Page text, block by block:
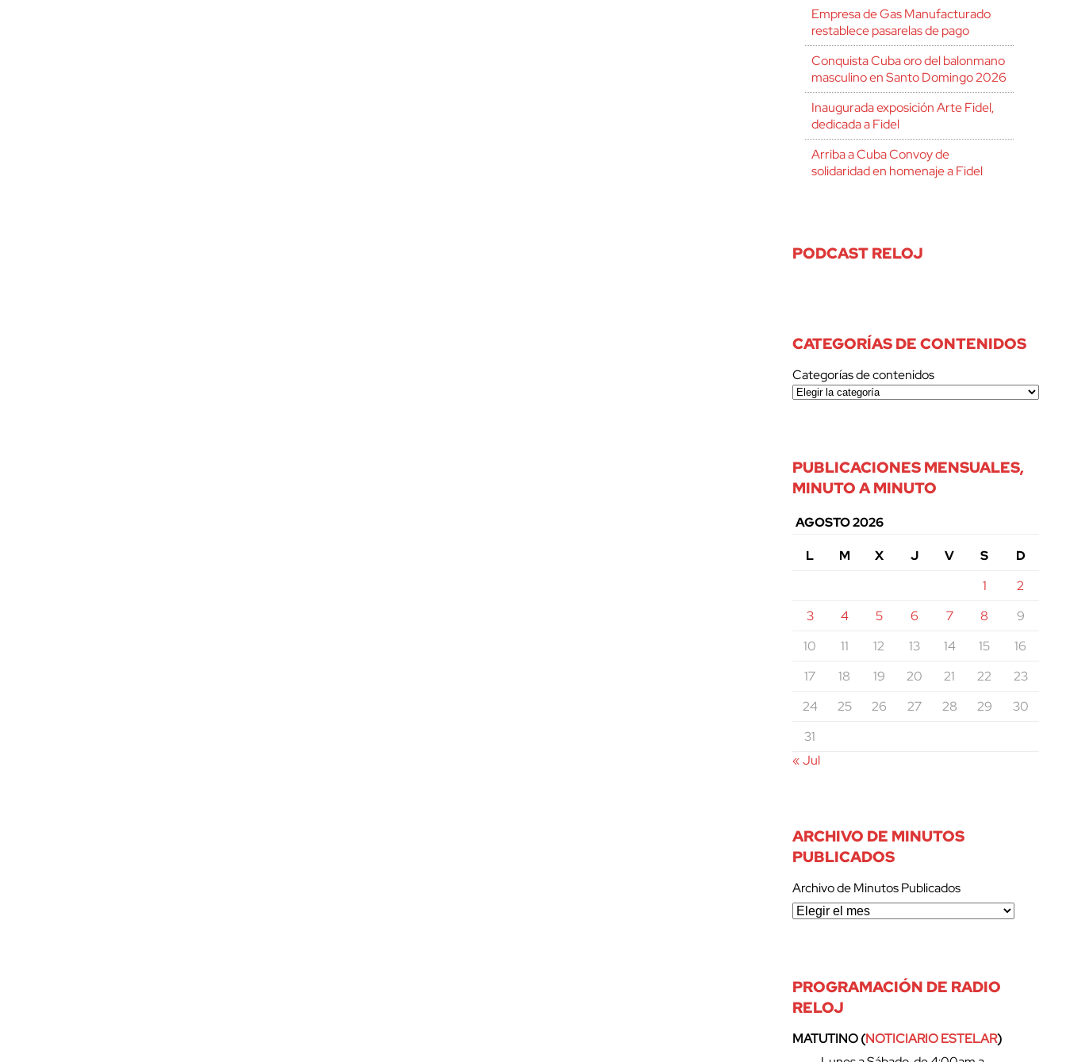
Empresa de Gas Manufacturado
restablece pasarelas de pago
Conquista Cuba oro del balonmano
masculino en Santo Domingo 2026
Inaugurada exposición Arte Fidel,
dedicada a Fidel
Arriba a Cuba Convoy de
solidaridad en homenaje a Fidel
PODCAST RELOJ
CATEGORÍAS DE CONTENIDOS
Categorías de contenidos
PUBLICACIONES MENSUALES,
MINUTO A MINUTO
AGOSTO 2026
L
M X J V S
D
1
2
3
4 5 6 7 8
9
10
11 12 13 14 15
16
17
18 19 20 21 22
23
24
25 26 27 28 29
30
31
« Jul
ARCHIVO DE MINUTOS
PUBLICADOS
Archivo de Minutos Publicados
PROGRAMACIÓN DE RADIO
RELOJ
MATUTINO (NOTICIARIO ESTELAR)